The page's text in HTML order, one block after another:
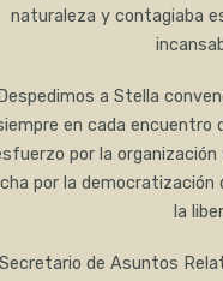
naturaleza y contagiaba
Despedimos a Stella
en cada encuentro
por la
por la
la
de Asuntos